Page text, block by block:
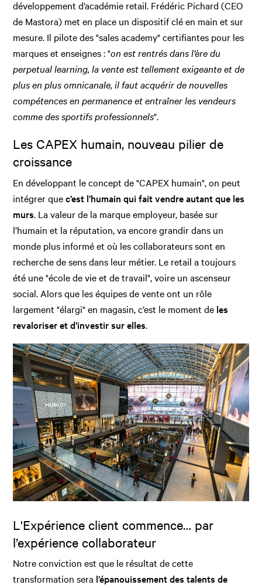
développement d’académie retail. Frédéric Pichard (CEO
de Mastora) met en place un dispositif clé en main et sur
mesure. Il pilote des "sales academy" certifiantes pour les
marques et enseignes : "on est rentrés dans l’ère du
perpetual learning, la vente est tellement exigeante et de
plus en plus omnicanale, il faut acquérir de nouvelles
compétences en permanence et entraîner les vendeurs
comme des sportifs professionnels".
Les CAPEX humain, nouveau pilier de
croissance
En développant le concept de "CAPEX humain", on peut
intégrer quec’est l’humain qui fait vendre autant que les
murs. La valeur de la marque employeur, basée sur
l’humain et la réputation, va encore grandir dans un
monde plus informé et où les collaborateurs sont en
recherche de sens dans leur métier. Le retail a toujours
été une "école de vie et de travail", voire un ascenseur
social. Alors que les équipes de vente ont un rôle
largement "élargi" en magasin, c’est le moment de les
revaloriser et d’investir sur elles.
L'Expérience client commence… par
l’expérience collaborateur
Notre conviction est que le résultat de cette
transformation sera l’épanouissement des talents de